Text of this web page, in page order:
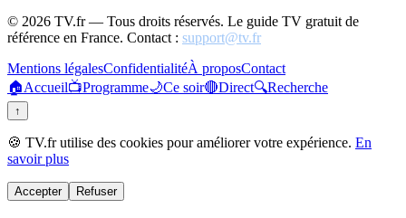
© 2026 TV.fr — Tous droits réservés. Le guide TV gratuit de
référence en France. Contact : support@tv.fr
Mentions légalesConfidentialitéÀ proposContact
🏠Accueil📺Programme🌙Ce soir🔴Direct🔍Recherche
↑
🍪 TV.fr utilise des cookies pour améliorer votre expérience. En
savoir plus
Accepter Refuser